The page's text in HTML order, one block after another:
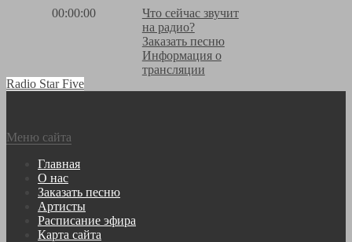
00:00:00
Что сейчас звучит
на радио?
Заказать песню
Информация о
трансляции
Radio Star Five
Меню сайта
Главная
О нас
Заказать песню
Артисты
Расписание эфира
Карта сайта